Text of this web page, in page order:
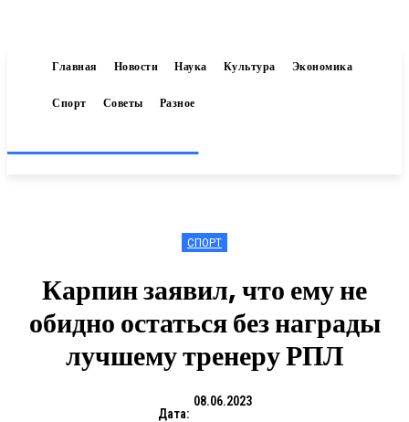
Главная Новости Наука Культура Экономика
Спорт Советы Разное
СПОРТ
Карпин заявил, что ему не
обидно остаться без награды
лучшему тренеру РПЛ
Дата:
08.06.2023